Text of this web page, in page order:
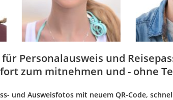
Personalausweis und
zum mitnehmen und - ohne
und Ausweisfotos mit neuem QR-Code,